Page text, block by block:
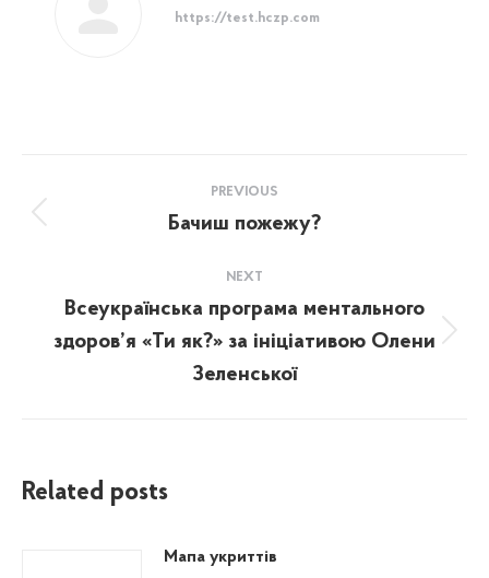
https://test.hczp.com
navigation
PREVIOUS
Previous
Бачиш пожежу?
NEXT
Next
post:
Всеукраїнська програма ментального
здоров’я «Ти як?» за ініціативою Олени
Зеленської
Related posts
Мапа укриттів